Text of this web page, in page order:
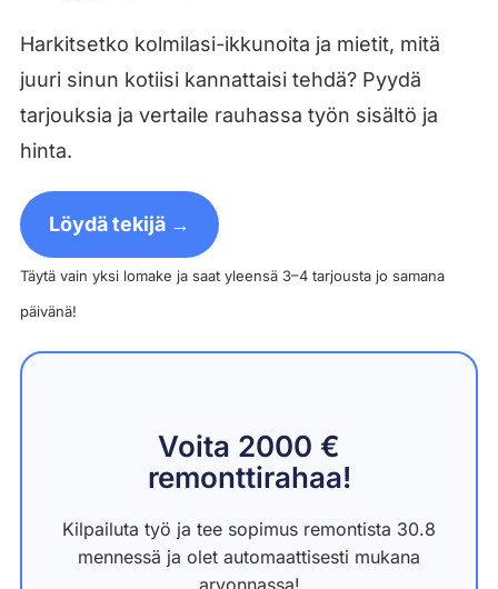
Harkitsetko kolmilasi-ikkunoita ja mietit, mitä
juuri sinun kotiisi kannattaisi tehdä? Pyydä
tarjouksia ja vertaile rauhassa työn sisältö ja
hinta.
Löydä tekijä →
Täytä vain yksi lomake ja saat yleensä 3–4 tarjousta jo samana
päivänä!
Voita 2000 €
remonttirahaa!
Kilpailuta työ ja tee sopimus remontista 30.8
mennessä ja olet automaattisesti mukana